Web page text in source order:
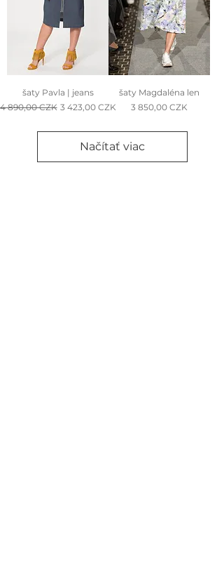
šaty Pavla | jeans
cena
4 890,00 CZK Zľavnená cena
3 423,00 CZK
šaty Magdaléna len
Cena
3 850,00 CZK
Načítať viac